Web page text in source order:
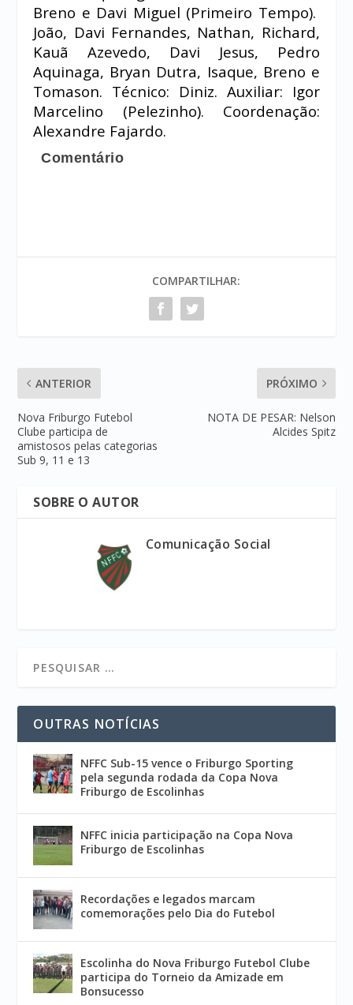
Breno e Davi Miguel (Primeiro Tempo).
João, Davi Fernandes, Nathan, Richard,
Kauã Azevedo, Davi Jesus, Pedro
Aquinaga, Bryan Dutra, Isaque, Breno e
Tomason. Técnico: Diniz. Auxiliar: Igor
Marcelino (Pelezinho). Coordenação:
Alexandre Fajardo.
Comentário
COMPARTILHAR:
ANTERIOR
Nova Friburgo Futebol
Clube participa de
amistosos pelas categorias
Sub 9, 11 e 13
PRÓXIMO
NOTA DE PESAR: Nelson
Alcides Spitz
SOBRE O AUTOR
Comunicação Social
OUTRAS NOTÍCIAS
NFFC Sub-15 vence o Friburgo Sporting
pela segunda rodada da Copa Nova
Friburgo de Escolinhas
NFFC inicia participação na Copa Nova
Friburgo de Escolinhas
Recordações e legados marcam
comemorações pelo Dia do Futebol
Escolinha do Nova Friburgo Futebol Clube
participa do Torneio da Amizade em
Bonsucesso